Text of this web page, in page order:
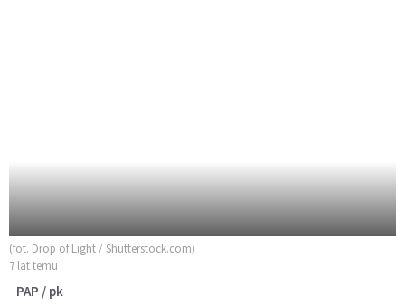
(fot. Drop of Light / Shutterstock.com)
7 lat temu
PAP / pk